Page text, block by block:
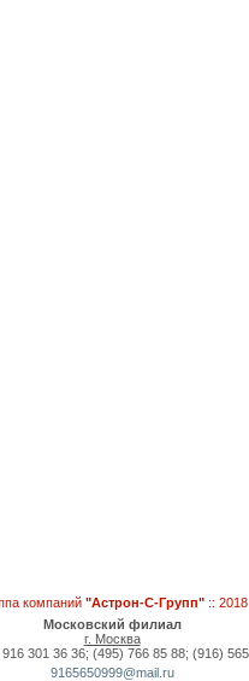
компаний "Астрон-С-Групп":: 2018
Московский филиал
г. Москва
301 36 36; (495) 766 85 88; (916)
9165650999@mail.ru